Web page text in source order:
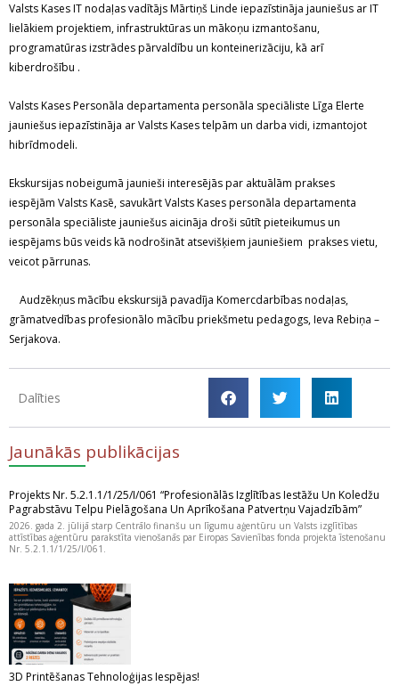
Valsts Kases IT nodaļas vadītājs Mārtiņš Linde iepazīstināja jauniešus ar IT
lielākiem projektiem, infrastruktūras un mākoņu izmantošanu,
programatūras izstrādes pārvaldību un konteinerizāciju, kā arī
kiberdrošību .
Valsts Kases Personāla departamenta personāla speciāliste Līga Elerte
jauniešus iepazīstināja ar Valsts Kases telpām un darba vidi, izmantojot
hibrīdmodeli.
Ekskursijas nobeigumā jaunieši interesējās par aktuālām prakses
iespējām Valsts Kasē, savukārt Valsts Kases personāla departamenta
personāla speciāliste jauniešus aicināja droši sūtīt pieteikumus un
iespējams būs veids kā nodrošināt atsevišķiem jauniešiem prakses vietu,
veicot pārrunas.
Audzēkņus mācību ekskursijā pavadīja Komercdarbības nodaļas,
grāmatvedības profesionālo mācību priekšmetu pedagogs, Ieva Rebiņa –
Serjakova.
Dalīties
Jaunākās publikācijas
Projekts Nr. 5.2.1.1/1/25/I/061 “Profesionālās Izglītības Iestāžu Un Koledžu
Pagrabstāvu Telpu Pielāgošana Un Aprīkošana Patvertņu Vajadzībām”
2026. gada 2. jūlijā starp Centrālo finanšu un līgumu aģentūru un Valsts izglītības
attīstības aģentūru parakstīta vienošanās par Eiropas Savienības fonda projekta īstenošanu
Nr. 5.2.1.1/1/25/I/061.
3D Printēšanas Tehnoloģijas Iespējas!